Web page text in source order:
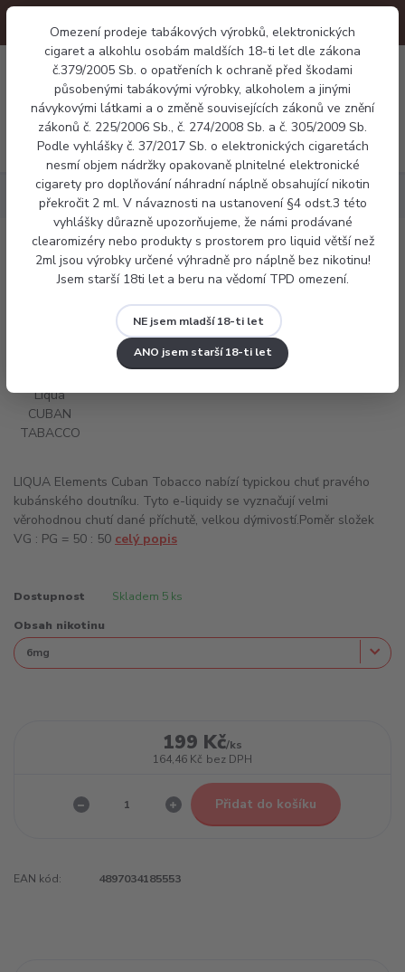
Omezení prodeje tabákových výrobků, elektronických
cigaret a alkohlu osobám maldších 18-ti let dle zákona
č.379/2005 Sb. o opatřeních k ochraně před škodami
působenými tabákovými výrobky, alkoholem a jinými
návykovými látkami a o změně souvisejících zákonů ve znění
zákonů č. 225/2006 Sb., č. 274/2008 Sb. a č. 305/2009 Sb.
Podle vyhlášky č. 37/2017 Sb. o elektronických cigaretách
nesmí objem nádržky opakovaně plnitelné elektronické
cigarety pro doplňování náhradní náplně obsahující nikotin
překročit 2 ml. V návaznosti na ustanovení §4 odst.3 této
vyhlášky důrazně upozorňujeme, že námi prodávané
clearomizéry nebo produkty s prostorem pro liquid větší než
2ml jsou výrobky určené výhradně pro náplně bez nikotinu!
Jsem starší 18ti let a beru na vědomí TPD omezení.
NE jsem mladší 18-ti let
ANO jsem starší 18-ti let
Menu
0 Kč
Náplně E-liquid Liqua CUBAN TABACCO 10ml
E-liquid Liqua CUBAN TABACCO 10ml
LIQUA Elements Cuban Tobacco nabízí typickou chuť pravého
kubánského doutníku. Tyto e-liquidy se vyznačují velmi
věrohodnou chutí dané příchutě, velkou dýmivostí.Poměr složek
VG : PG = 50 : 50 celý popis
Dostupnost Skladem 5 ks
Obsah nikotinu
199 Kč/ks
164,46 Kč bez DPH
Přidat do košíku
EAN kód: 4897034185553